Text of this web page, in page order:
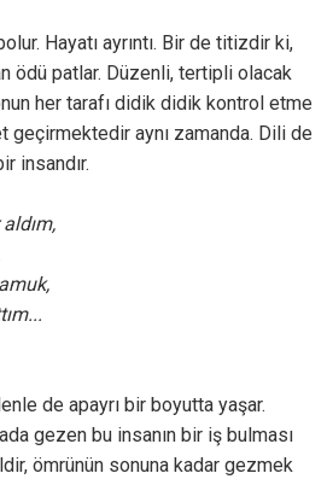
Hayatı ayrıntı. Bir de titizdir ki,
ödü patlar. Düzenli, tertipli olacak
her tarafı didik didik kontrol etme
geçirmektedir aynı zamanda. Dili de
insandır.
de apayrı bir boyutta yaşar.
gezen bu insanın bir iş bulması
ömrünün sonuna kadar gezmek